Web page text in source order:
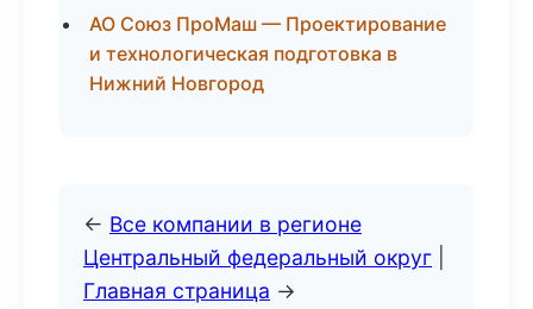
АО Союз ПроМаш — Проектирование
и технологическая подготовка в
Нижний Новгород
← Все компании в регионе
Центральный федеральный округ
Главная страница →